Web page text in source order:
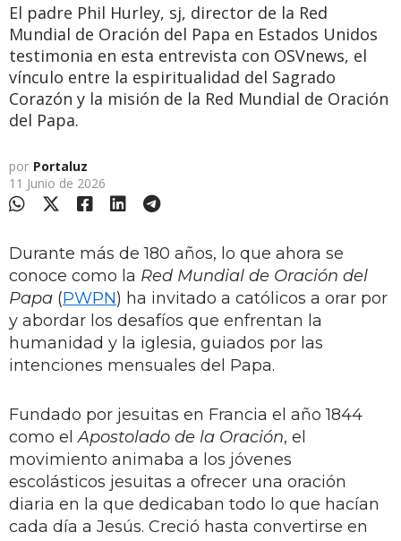
El padre Phil Hurley, sj, director de la Red
Mundial de Oración del Papa en Estados Unidos
testimonia en esta entrevista con OSVnews, el
vínculo entre la espiritualidad del Sagrado
Corazón y la misión de la Red Mundial de Oración
del Papa.
por Portaluz
11 Junio de 2026
Durante más de 180 años, lo que ahora se
conoce como la Red Mundial de Oración del
Papa (PWPN) ha invitado a católicos a orar por
y abordar los desafíos que enfrentan la
humanidad y la iglesia, guiados por las
intenciones mensuales del Papa.
Fundado por jesuitas en Francia el año 1844
como elApostolado de la Oración, el
movimiento animaba a los jóvenes
escolásticos jesuitas a ofrecer una oración
diaria en la que dedicaban todo lo que hacían
cada día a Jesús. Creció hasta convertirse en